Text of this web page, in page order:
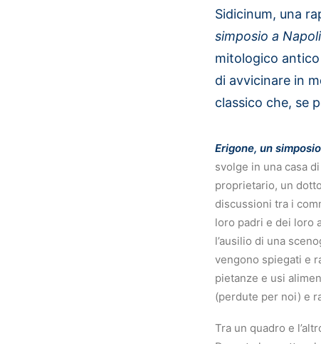
Sidicinum, una
simposio a
mitologico
di avvicinare in
classico che, se
Erigone, un
svolge in una casa
proprietario, un
discussioni tra i
loro padri e dei loro
l’ausilio di una
vengono spiegati e
pietanze e usi
(perdute per noi) e
Tra un quadro e